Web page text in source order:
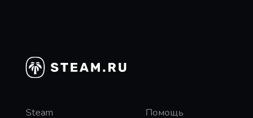
Steam Помощь